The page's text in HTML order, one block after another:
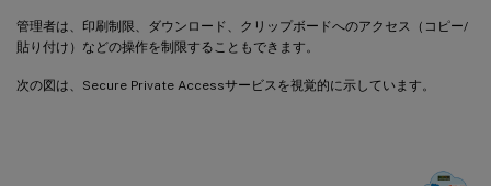
管理者は、印刷制限、ダウンロード、クリップボードへのアクセス（コピー/
貼り付け）などの操作を制限することもできます。
次の図は、Secure Private Accessサービスを視覚的に示しています。